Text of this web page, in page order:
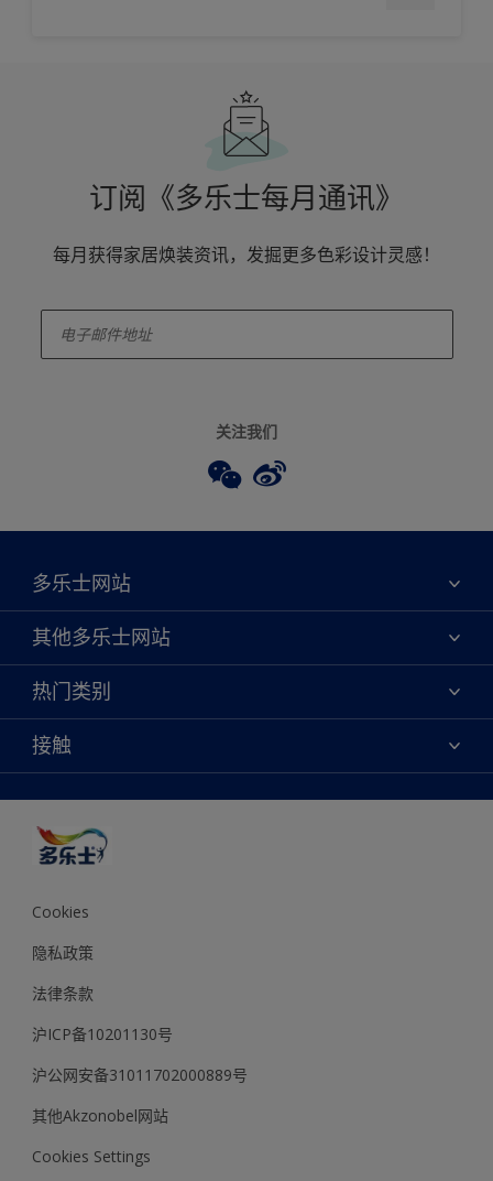
订阅《多乐士每月通讯》
每月获得家居焕装资讯，发掘更多色彩设计灵感！
关注我们
多乐士网站
关于我们
联系我们
查找店铺
绿色工厂
其他多乐士网站
焕新服务
多乐士专业
天猫官方旗舰店
抖音官方旗舰店
热门类别
颜色
产品
创意灵感
装修建议
可持续发展
多乐士2025年度色彩 - 金盏黄
接触
颜色准确性
Cookies
隐私政策
法律条款
沪ICP备10201130号
沪公网安备31011702000889号
其他Akzonobel网站
Cookies Settings